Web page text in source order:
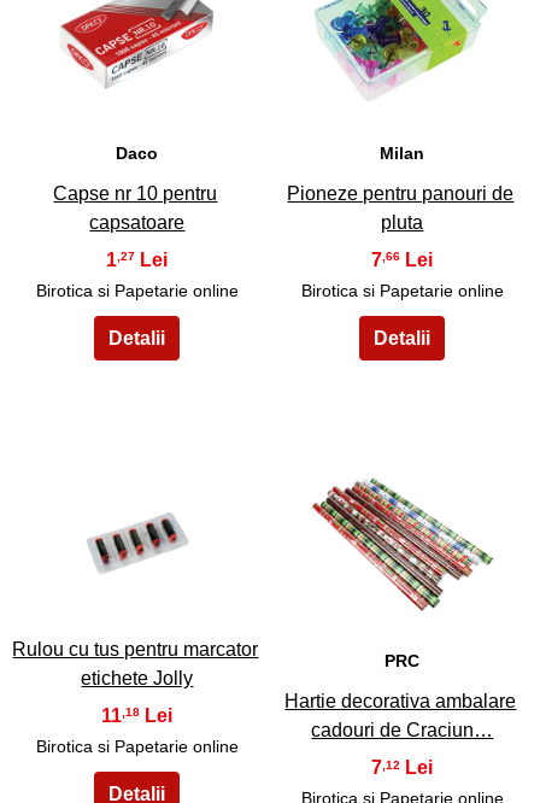
13
Daco
Capse nr 10 pentru
capsatoare
1,27
Birotica si Papetarie online
14
Milan
Pioneze pentru panouri de
pluta
7,66
Birotica si Papetarie online
15
Rulou cu tus pentru marcator
etichete Jolly
11,18
Birotica si Papetarie online
16
PRC
Hartie decorativa ambalare
cadouri de Craciun…
7 ,12
Birotica si Papetarie online